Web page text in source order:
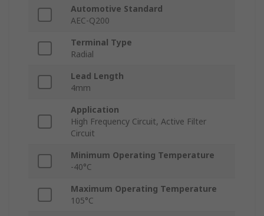
Automotive Standard
AEC-Q200
Terminal Type
Radial
Lead Length
4mm
Application
High Frequency Circuit, Active Filter
Circuit
Minimum Operating Temperature
-40°C
Maximum Operating Temperature
105°C